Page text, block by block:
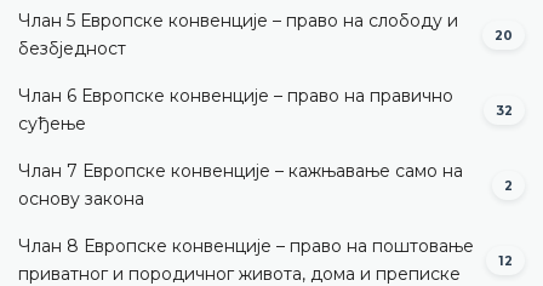
Члан 5 Европске конвенције – право на слободу и
безбједност
20
Члан 6 Европске конвенције – право на правично
суђење
32
Члан 7 Европске конвенције – кажњавање само на
основу закона
2
Члан 8 Европске конвенције – право на поштовање
приватног и породичног живота, дома и преписке
12